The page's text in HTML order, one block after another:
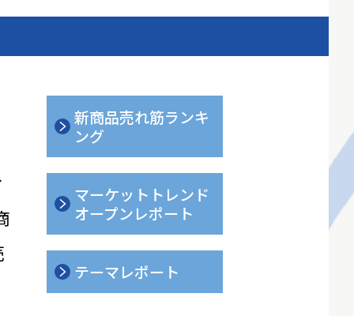
新商品売れ筋ランキ
ング
マーケットトレンド
オープンレポート
テーマレポート